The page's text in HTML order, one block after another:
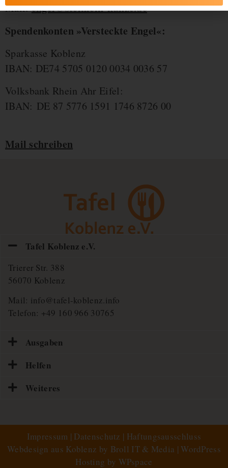
Mail:engel@steinlein-kunze.de
Spendenkonten »Versteckte Engel«:
Sparkasse Koblenz
IBAN: DE74 5705 0120 0034 0036 57
Volksbank Rhein Ahr Eifel:
IBAN: DE 87 5776 1591 1746 8726 00
Mail schreiben
Tafel Koblenz e.V.
Trierer Str. 388
56070 Koblenz
Mail: info@tafel-koblenz.info
Telefon: +49 160 966 30765
Ausgaben
Helfen
Weiteres
Impressum | Datenschutz | Haftungsausschluss
Webdesign aus Koblenz by Broll IT & Media |WordPress
Hosting by WPspace